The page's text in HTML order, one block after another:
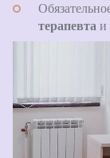
терапевта и